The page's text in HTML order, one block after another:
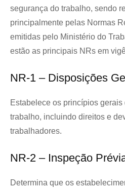
segurança do trabalho, sendo
principalmente pelas Normas
emitidas pelo Ministério do
estão as principais NRs em
NR-1 – Disposições
Estabelece os princípios
trabalho, incluindo direitos e
trabalhadores.
NR-2 – Inspeção
Determina que os